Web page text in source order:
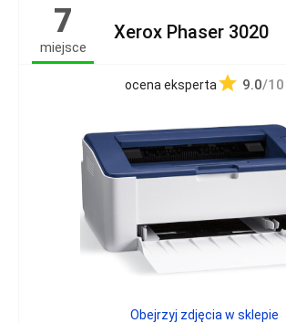
7
miejsce
Xerox Phaser 3020
ocena eksperta 9.0/10
Obejrzyj zdjęcia w sklepie